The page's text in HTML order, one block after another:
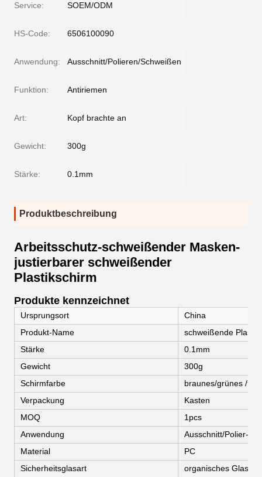
Service: SOEM/ODM
HS-Code: 6506100090
Anwendung: Ausschnitt/Polieren/Schweißen
Funktion: Antiriemen
Art: Kopf brachte an
Gewicht: 300g
Stärke: 0.1mm
Produktbeschreibung
Arbeitsschutz-schweißender Masken-
justierbarer schweißender
Plastikschirm
Produkte kennzeichnet
Ursprungsort
China
Produkt-Name
schweißende
Stärke
0.1mm
Gewicht
300g
Schirmfarbe
braunes/grünes /
Verpackung
Kasten
MOQ
1pcs
Anwendung
Ausschnitt/Polier-/
Material
PC
Sicherheitsglasart
organisches Glas